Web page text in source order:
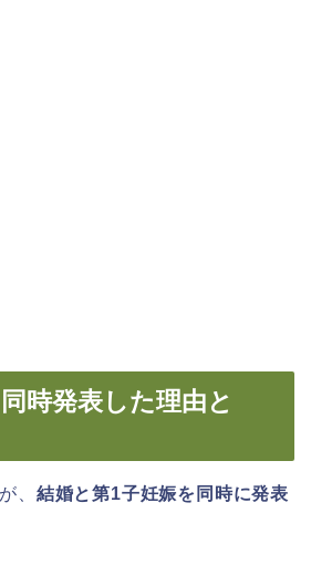
時発表した理由と
、 結婚と第1子妊娠を同時に発表